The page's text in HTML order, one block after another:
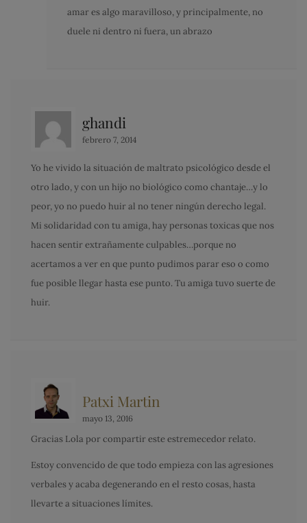
amar es algo maravilloso, y principalmente, no
duele ni dentro ni fuera, un abrazo
ghandi
febrero 7, 2014
Yo he vivido la situación de maltrato psicológico desde el
otro lado, y con un hijo no biológico como chantaje…y lo
peor, yo no puedo huir al no tener ningún derecho legal.
Mi solidaridad con tu amiga, hay personas toxicas que nos
hacen sentir extrañamente culpables…porque no
acertamos a ver en que punto pudimos parar eso o como
fue posible llegar hasta ese punto. Tu amiga tuvo suerte de
huir.
Patxi Martin
mayo 13, 2016
Gracias Lola por compartir este estremecedor relato.
Estoy convencido de que todo empieza con las agresiones
verbales y acaba degenerando en el resto cosas, hasta
llevarte a situaciones límites.